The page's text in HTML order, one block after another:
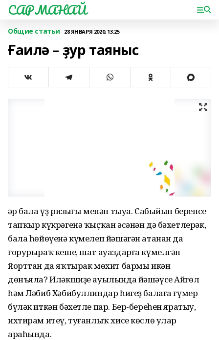
САРМАНАЙ
Общие статьи 28 ЯНВАРЯ 2020, 13:25
Ғаилә – ҙур таяныс
Һәр бала үҙ ризығы менән тыуа. Сабыйын беренсе
тапҡыр күкрәгенә ҡыҫҡан әсәнән дә бәхетлерәк,
бала һөйөүенә күмелеп йәшәгән атанан да
ғорурыраҡ кеше, шат ауаздарға күмелгән
йорттан да яҡтырак мөхит бармы икән
дөнъяла? Иләкшиҙе ауылында йәшәүсе Айгөл
һәм Ләбиб Хәбибуллиндар һигеҙ балаға ғүмер
бүләк иткән бәхетле пар. Бер-береһен яратыу,
ихтирам итеү, туғанлыҡ хисе көслө улар
араһында.